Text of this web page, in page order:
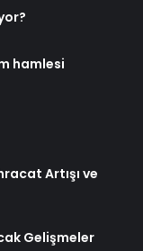
hamlesi
Artışı ve
Gelişmeler